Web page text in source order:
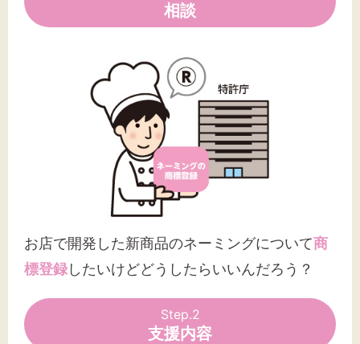
相談
お店で開発した新商品のネーミングについて商
標登録したいけどどうしたらいいんだろう？
Step.2
支援内容